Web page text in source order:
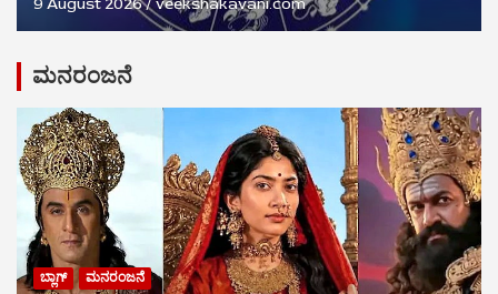
9 August 2026 veekshakavani.com
ಮನರಂಜನೆ
ಬ್ಲಾಗ್ ಮನರಂಜನೆ